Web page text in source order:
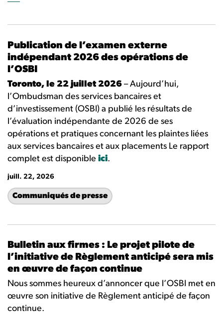
Publication de l’examen externe
indépendant 2026 des opérations de
l’OSBI
Toronto, le 22 juillet 2026 – Aujourd’hui,
l’Ombudsman des services bancaires et
d’investissement (OSBI) a publié les résultats de
l’évaluation indépendante de 2026 de ses
opérations et pratiques concernant les plaintes liées
aux services bancaires et aux placements Le rapport
complet est disponible ici.
juill. 22, 2026
Communiqués de presse
Bulletin aux firmes : Le projet pilote de
l’initiative de Règlement anticipé sera mis
en œuvre de façon continue
Nous sommes heureux d’annoncer que l’OSBI met en
œuvre son initiative de Règlement anticipé de façon
continue.